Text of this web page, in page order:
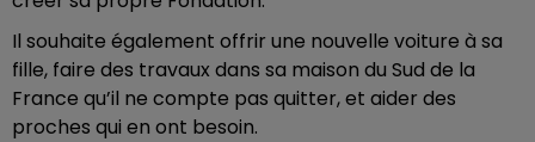
Il souhaite également offrir une nouvelle voiture à sa
fille, faire des travaux dans sa maison du Sud de la
France qu’il ne compte pas quitter, et aider des
proches qui en ont besoin.